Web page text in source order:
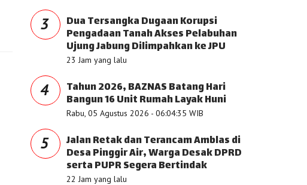
3 Dua Tersangka Dugaan Korupsi
Pengadaan Tanah Akses Pelabuhan
Ujung Jabung Dilimpahkan ke JPU
23 Jam yang lalu
4 Tahun 2026, BAZNAS Batang Hari
Bangun 16 Unit Rumah Layak Huni
Rabu, 05 Agustus 2026 - 06:04:35 WIB
5 Jalan Retak dan Terancam Amblas di
Desa Pinggir Air, Warga Desak DPRD
serta PUPR Segera Bertindak
22 Jam yang lalu